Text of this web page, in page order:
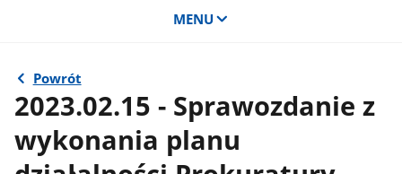
MENU
Powrót
2023.02.15 - Sprawozdanie z
wykonania planu